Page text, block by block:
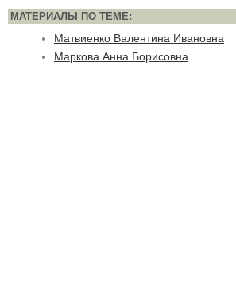
МАТЕРИАЛЫ ПО ТЕМЕ:
Матвиенко Валентина Ивановна
Маркова Анна Борисовна